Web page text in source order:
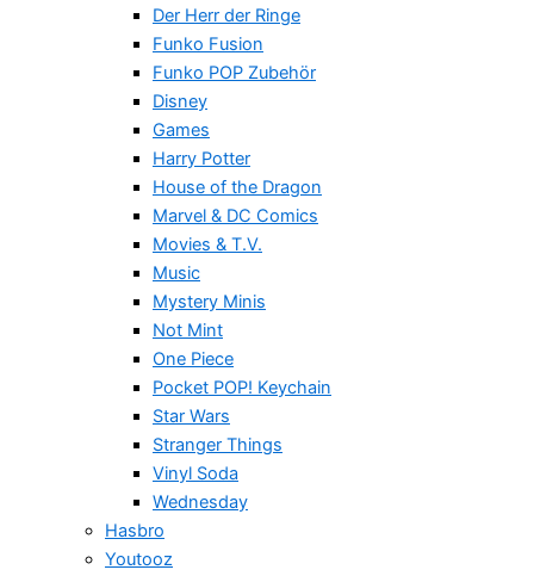
Der Herr der Ringe
Funko Fusion
Funko POP Zubehör
Disney
Games
Harry Potter
House of the Dragon
Marvel & DC Comics
Movies & T.V.
Music
Mystery Minis
Not Mint
One Piece
Pocket POP! Keychain
Star Wars
Stranger Things
Vinyl Soda
Wednesday
Hasbro
Youtooz